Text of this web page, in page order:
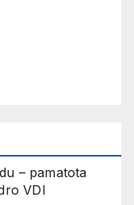
– pamatota
VDI